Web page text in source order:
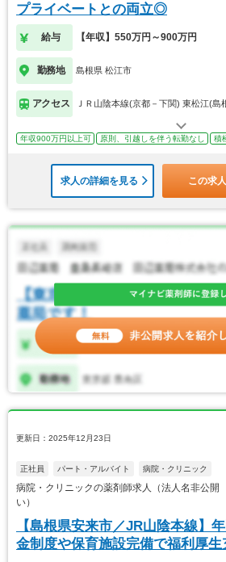
プライベートとの両立◎
給与 【年収】550万円～900万円
勤務地 島根県 松江市
アクセス ＪＲ山陰本線(京都－下関) 東松江(島
年収900万円以上可 原則、引越しを伴う転勤なし 積
求人の詳細を見る この求
更新日：2025年12月23日
正社員 パート・アルバイト 病院・クリニック
病院・クリニックの薬剤師求人（法人名非公
い）
【島根県安来市／JR山陰本線】
金制度や保育施設完備で福利厚